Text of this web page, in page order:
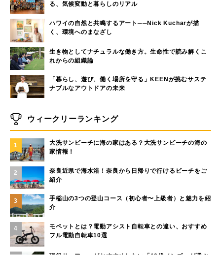
る、気候変動と暮らしのリアル
ハワイの自然と共鳴するアート──Nick Kucharが描
く、環境へのまなざし
生き物としてナチュラルな働き方。生命性で読み解くこ
れからの組織論
「暮らし、遊び、働く場所を守る」KEENが挑むサステ
ナブルなアウトドアの未来
ウィークリーランキング
1
大洗サンビーチに海の家はある？大洗サンビーチの海の
家情報！
2
奈良近県で海水浴！奈良から日帰りで行けるビーチをご
紹介
3
手稲山の3つの登山コース（初心者〜上級者）と魅力を紹
介
4
モペットとは？電動アシスト自転車との違い、おすすめ
フル電動自転車10選